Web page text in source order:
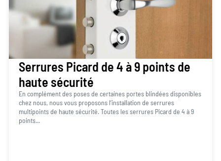
Serrures Picard de 4 à 9 points de
haute sécurité
En complément des poses de certaines portes blindées disponibles
chez nous, nous vous proposons l’installation de serrures
multipoints de haute sécurité. Toutes les serrures Picard de 4 à 9
points...